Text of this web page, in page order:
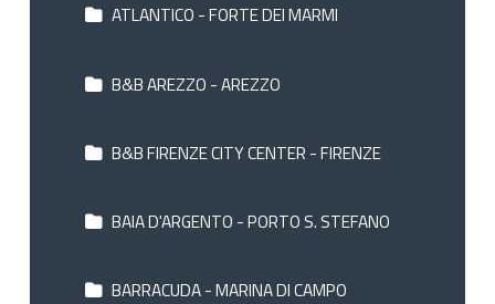
ATLANTICO - FORTE DEI MARMI
B&B AREZZO - AREZZO
B&B FIRENZE CITY CENTER - FIRENZE
BAIA D'ARGENTO - PORTO S. STEFANO
BARRACUDA - MARINA DI CAMPO